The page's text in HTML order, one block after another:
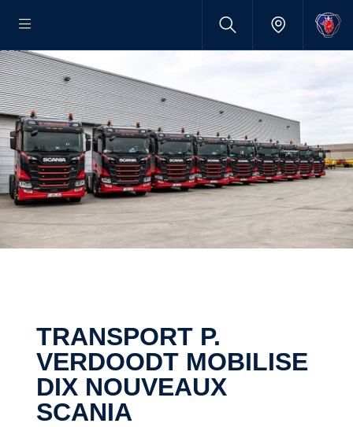
TRANSPORT P.
VERDOODT MOBILISE
DIX NOUVEAUX
SCANIA